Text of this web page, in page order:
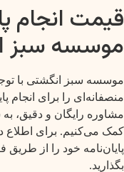
قیمت انجام
موسسه سبز
موسسه سبز انگشتی با
منصفانه‌ای را برای انجام
مشاوره رایگان و دقیق، به
کمک می‌کنیم. برای اطلاع
پایان‌نامه خود را از طریق
بگذارید.